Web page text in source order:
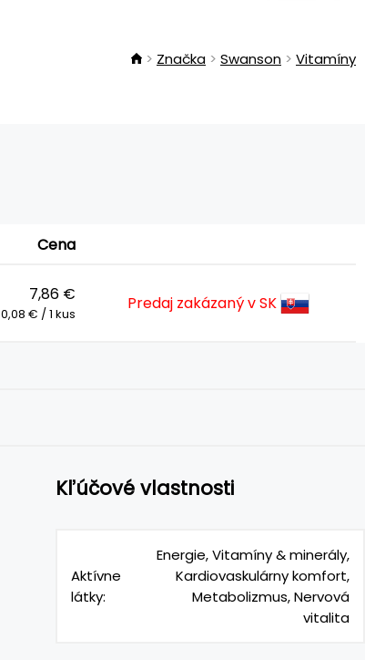
Značka Swanson Vitamíny
Cena
7,86 €
0,08 € / 1 kus
Predaj zakázaný v SK
Kľúčové vlastnosti
Aktívne
látky:
Energie, Vitamíny & minerály,
Kardiovaskulárny komfort,
Metabolizmus, Nervová
vitalita